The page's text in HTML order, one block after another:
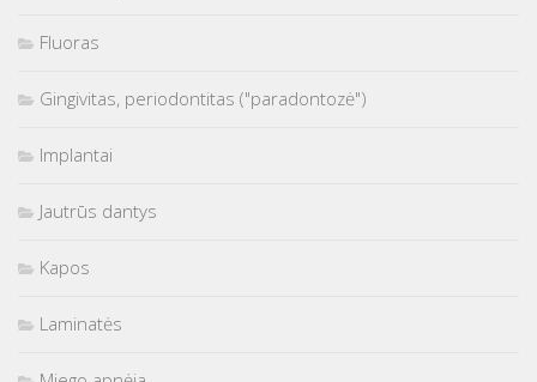
Fluoras
Gingivitas, periodontitas ("paradontozė")
Implantai
Jautrūs dantys
Kapos
Laminatės